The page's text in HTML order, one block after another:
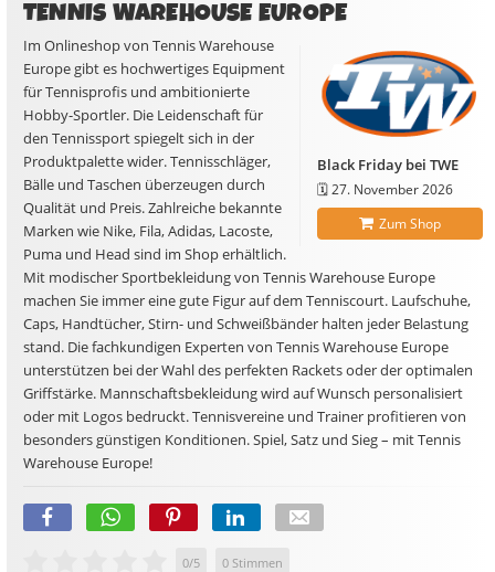
TENNIS WAREHOUSE EUROPE
Black Friday bei TWE
🗓️27. November 2026
Zum Shop
Im Onlineshop von Tennis Warehouse
Europe gibt es hochwertiges Equipment
für Tennisprofis und ambitionierte
Hobby-Sportler. Die Leidenschaft für
den Tennissport spiegelt sich in der
Produktpalette wider. Tennisschläger,
Bälle und Taschen überzeugen durch
Qualität und Preis. Zahlreiche bekannte
Marken wie Nike, Fila, Adidas, Lacoste,
Puma und Head sind im Shop erhältlich.
Mit modischer Sportbekleidung von Tennis Warehouse Europe
machen Sie immer eine gute Figur auf dem Tenniscourt. Laufschuhe,
Caps, Handtücher, Stirn- und Schweißbänder halten jeder Belastung
stand. Die fachkundigen Experten von Tennis Warehouse Europe
unterstützen bei der Wahl des perfekten Rackets oder der optimalen
Griffstärke. Mannschaftsbekleidung wird auf Wunsch personalisiert
oder mit Logos bedruckt. Tennisvereine und Trainer profitieren von
besonders günstigen Konditionen. Spiel, Satz und Sieg – mit Tennis
Warehouse Europe!
0/5 0 Stimmen